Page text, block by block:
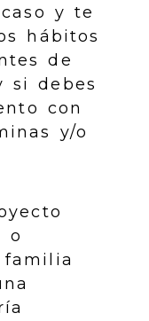
y te
hábitos
de
si debes
con
y/o
o